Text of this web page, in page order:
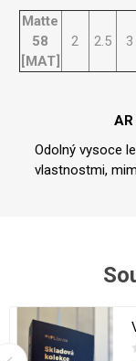
Matte
58
[MAT]
2 2.5 3
Odolný vysoce
vlastnostmi,